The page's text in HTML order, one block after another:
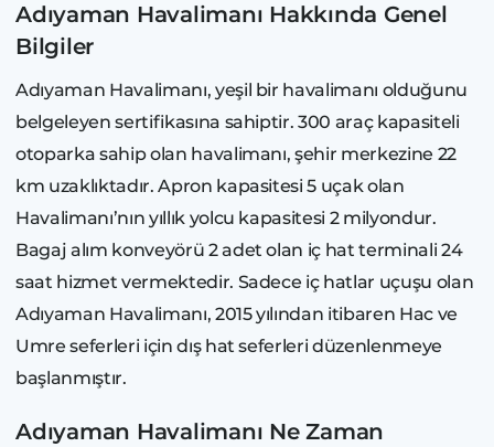
Adıyaman Havalimanı Hakkında Genel
Bilgiler
Adıyaman Havalimanı, yeşil bir havalimanı olduğunu
belgeleyen sertifikasına sahiptir. 300 araç kapasiteli
otoparka sahip olan havalimanı, şehir merkezine 22
km uzaklıktadır. Apron kapasitesi 5 uçak olan
Havalimanı’nın yıllık yolcu kapasitesi 2 milyondur.
Bagaj alım konveyörü 2 adet olan iç hat terminali 24
saat hizmet vermektedir. Sadece iç hatlar uçuşu olan
Adıyaman Havalimanı, 2015 yılından itibaren Hac ve
Umre seferleri için dış hat seferleri düzenlenmeye
başlanmıştır.
Adıyaman Havalimanı Ne Zaman